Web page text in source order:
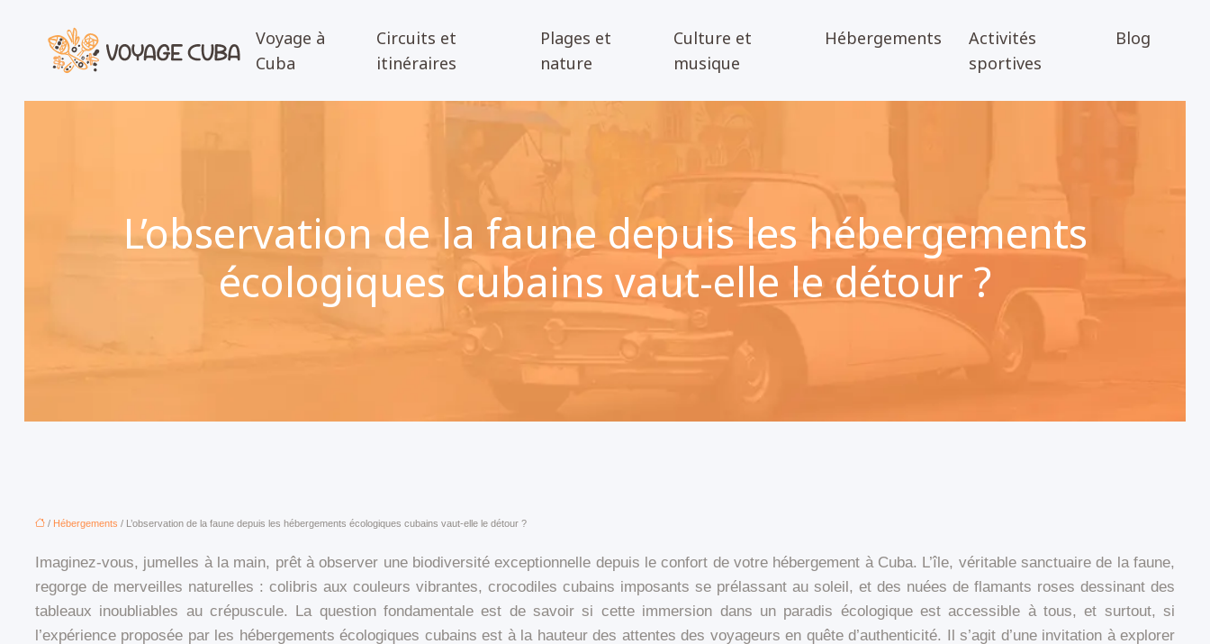
Voyage à
Cuba
Circuits et
itinéraires
Plages et
nature
Culture et
musique
Hébergements
Activités
sportives
Blog
L’observation de la faune depuis les hébergements
écologiques cubains vaut-elle le détour ?
/ Hébergements / L’observation de la faune depuis les hébergements écologiques cubains vaut-elle le détour ?
Imaginez-vous, jumelles à la main, prêt à observer une biodiversité exceptionnelle depuis le confort de votre hébergement à Cuba. L’île, véritable sanctuaire de la faune,
regorge de merveilles naturelles : colibris aux couleurs vibrantes, crocodiles cubains imposants se prélassant au soleil, et des nuées de flamants roses dessinant des
tableaux inoubliables au crépuscule. La question fondamentale est de savoir si cette immersion dans un paradis écologique est accessible à tous, et surtout, si
l’expérience proposée par les hébergements écologiques cubains est à la hauteur des attentes des voyageurs en quête d’authenticité. Il s’agit d’une invitation à explorer